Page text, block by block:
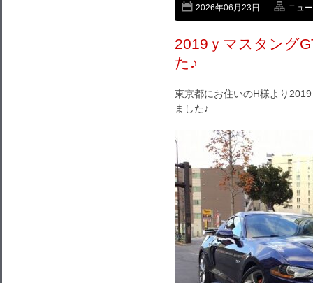
2026年06月23日 ニュ
2019ｙマスタング
た♪
東京都にお住いのH様より
ました♪